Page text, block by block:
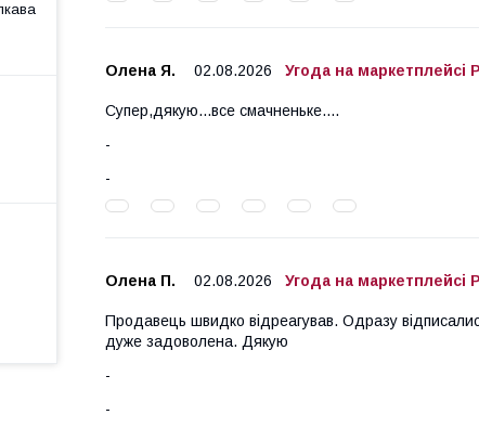
Олена Я. 02.08.2026 Угода на маркетплейсі
Супер,дякую...все смачненьке....
Олена П. 02.08.2026 Угода на маркетплейсі
Продавець швидко відреагував. Одразу
дуже задоволена. Дякую